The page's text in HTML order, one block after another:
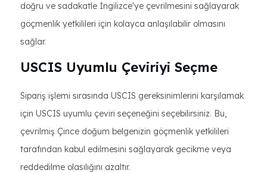
doğru ve sadakatle İngilizce'ye çevrilmesini sağlayarak
göçmenlik yetkilileri için kolayca anlaşılabilir olmasını
sağlar.
USCIS Uyumlu Çeviriyi Seçme
Sipariş işlemi sırasında USCIS gereksinimlerini karşılamak
için USCIS uyumlu çeviri seçeneğini seçebilirsiniz. Bu,
çevrilmiş Çince doğum belgenizin göçmenlik yetkilileri
tarafından kabul edilmesini sağlayarak gecikme veya
reddedilme olasılığını azaltır.